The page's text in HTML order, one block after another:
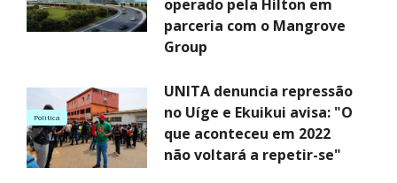
operado pela Hilton em
parceria com o Mangrove
Group
Politica
UNITA denuncia repressão
no Uíge e Ekuikui avisa: "O
que aconteceu em 2022
não voltará a repetir-se"